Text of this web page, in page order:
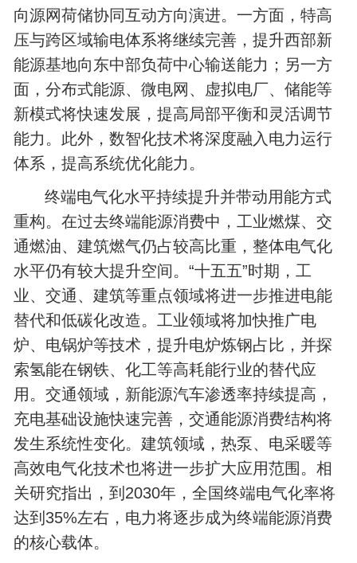
向源网荷储协同互动方向演进。一方面，特高
压与跨区域输电体系将继续完善，提升西部新
能源基地向东中部负荷中心输送能力；另一方
面，分布式能源、微电网、虚拟电厂、储能等
新模式将快速发展，提高局部平衡和灵活调节
能力。此外，数智化技术将深度融入电力运行
体系，提高系统优化能力。
终端电气化水平持续提升并带动用能方式
重构。在过去终端能源消费中，工业燃煤、交
通燃油、建筑燃气仍占较高比重，整体电气化
水平仍有较大提升空间。“十五五”时期，工
业、交通、建筑等重点领域将进一步推进电能
替代和低碳化改造。工业领域将加快推广电
炉、电锅炉等技术，提升电炉炼钢占比，并探
索氢能在钢铁、化工等高耗能行业的替代应
用。交通领域，新能源汽车渗透率持续提高，
充电基础设施快速完善，交通能源消费结构将
发生系统性变化。建筑领域，热泵、电采暖等
高效电气化技术也将进一步扩大应用范围。相
关研究指出，到2030年，全国终端电气化率将
达到35%左右，电力将逐步成为终端能源消费
的核心载体。